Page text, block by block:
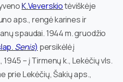
K.Veverskiotėviškėje
aps., rengė karines ir
spaudai. 1944 m. gruodžio
Senis) persikėlė į
1945 – į Tirmenų k., Lekėčių vls.
prie Lekėčių, Šakių aps.,